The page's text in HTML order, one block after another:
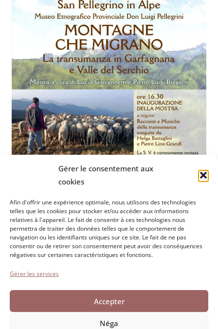
Gérer le consentement aux
cookies
Afin d'offrir une expérience optimale, nous utilisons des technologies
telles que les cookies pour stocker et/ou accéder aux informations
relatives à l'appareil. Le fait de consentir à ces technologies nous
permettra de traiter des données telles que le comportement de
navigation ou les identifiants uniques sur ce site. Le fait de ne pas
consentir ou de retirer son consentement peut avoir des conséquences
négatives sur certaines caractéristiques et fonctions.
Gérer les services
Accepter
Néga
Fondation Paolo Crescipour l'histoire de l'émigration
italienne
Cortile Carrara, 1 - 55100 Lucca
Tel 0583 417483/4 ; Fax 0583 417770
Accessibilité
Politique en matière de cookies
Déclaration de confidentialité